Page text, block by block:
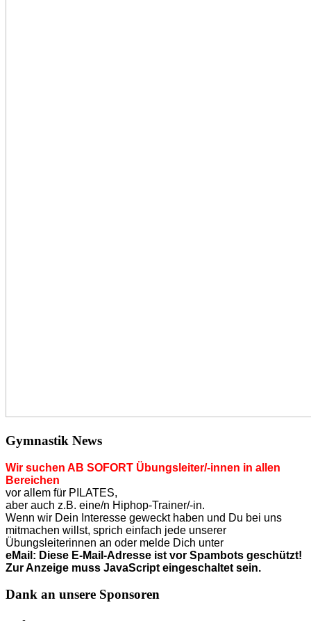
Gymnastik News
Wir suchen AB SOFORT Übungsleiter/-innen in allen
Bereichen
vor allem für PILATES,
aber auch z.B. eine/n Hiphop-Trainer/-in.
Wenn wir Dein Interesse geweckt haben und Du bei uns
mitmachen willst, sprich einfach jede unserer
Übungsleiterinnen an oder melde Dich unter
eMail: Diese E-Mail-Adresse ist vor Spambots geschützt!
Zur Anzeige muss JavaScript eingeschaltet sein.
Dank an unsere Sponsoren